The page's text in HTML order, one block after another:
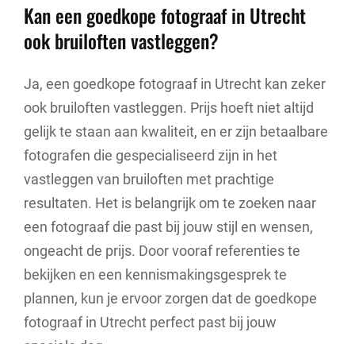
Kan een goedkope fotograaf in Utrecht
ook bruiloften vastleggen?
Ja, een goedkope fotograaf in Utrecht kan zeker
ook bruiloften vastleggen. Prijs hoeft niet altijd
gelijk te staan aan kwaliteit, en er zijn betaalbare
fotografen die gespecialiseerd zijn in het
vastleggen van bruiloften met prachtige
resultaten. Het is belangrijk om te zoeken naar
een fotograaf die past bij jouw stijl en wensen,
ongeacht de prijs. Door vooraf referenties te
bekijken en een kennismakingsgesprek te
plannen, kun je ervoor zorgen dat de goedkope
fotograaf in Utrecht perfect past bij jouw